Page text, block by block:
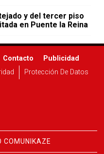
y del tercer piso
en Puente la Reina
Contacto
Publicidad
Protección De Datos
COMUNIKAZE